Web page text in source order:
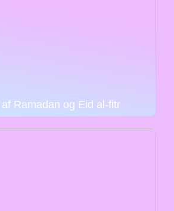
Ramadan og Eid al-fitr